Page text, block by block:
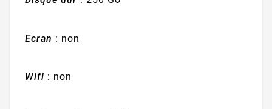
Ecran : non
Wifi : non